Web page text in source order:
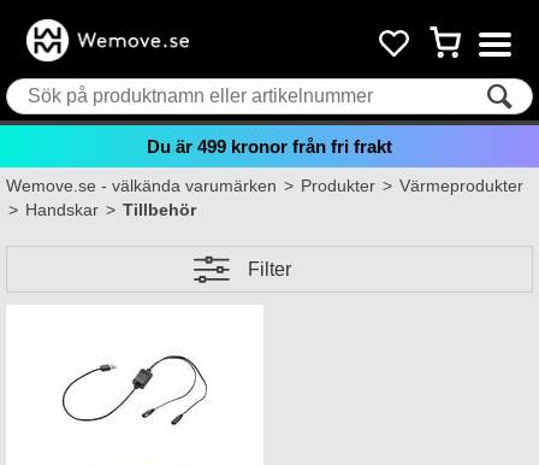
Du är 499 kronor från fri frakt
Wemove.se - välkända varumärken>Produkter>Värmeprodukter
>Handskar>Tillbehör
Filter